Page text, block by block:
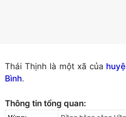
Thái Thịnh là một xã của
Bình.
Thông tin tổng quan: